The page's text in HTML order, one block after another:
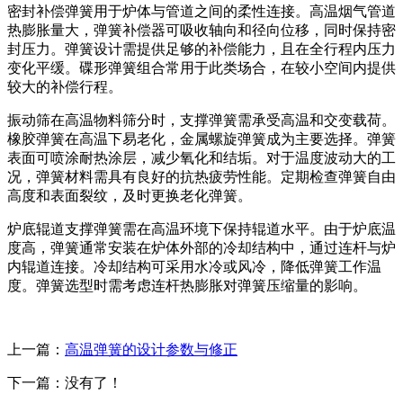
密封补偿弹簧用于炉体与管道之间的柔性连接。高温烟气管道
热膨胀量大，弹簧补偿器可吸收轴向和径向位移，同时保持密
封压力。弹簧设计需提供足够的补偿能力，且在全行程内压力
变化平缓。碟形弹簧组合常用于此类场合，在较小空间内提供
较大的补偿行程。
振动筛在高温物料筛分时，支撑弹簧需承受高温和交变载荷。
橡胶弹簧在高温下易老化，金属螺旋弹簧成为主要选择。弹簧
表面可喷涂耐热涂层，减少氧化和结垢。对于温度波动大的工
况，弹簧材料需具有良好的抗热疲劳性能。定期检查弹簧自由
高度和表面裂纹，及时更换老化弹簧。
炉底辊道支撑弹簧需在高温环境下保持辊道水平。由于炉底温
度高，弹簧通常安装在炉体外部的冷却结构中，通过连杆与炉
内辊道连接。冷却结构可采用水冷或风冷，降低弹簧工作温
度。弹簧选型时需考虑连杆热膨胀对弹簧压缩量的影响。
上一篇： 高温弹簧的设计参数与修正
下一篇：没有了！